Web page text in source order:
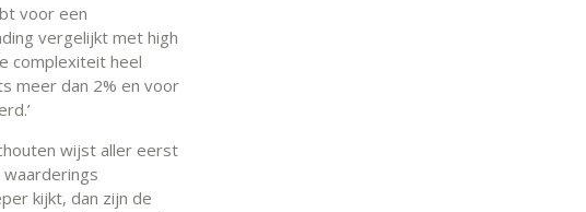
voor een
vergelijkt met high
complexiteit heel
meer dan 2% en voor
wijst aller eerst
waarderings
kijkt, dan zijn de